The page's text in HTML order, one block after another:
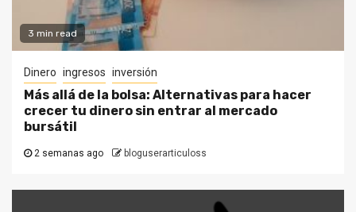
3 min read
Dinero ingresos inversión
Más allá de la bolsa: Alternativas para hacer
crecer tu dinero sin entrar al mercado
bursátil
2 semanas ago bloguserarticuloss